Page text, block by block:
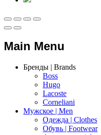
Main Menu
Бренды | Brands
Boss
Hugo
Lacoste
Corneliani
Мужское | Men
Одежда | Clothes
Обувь | Footwear